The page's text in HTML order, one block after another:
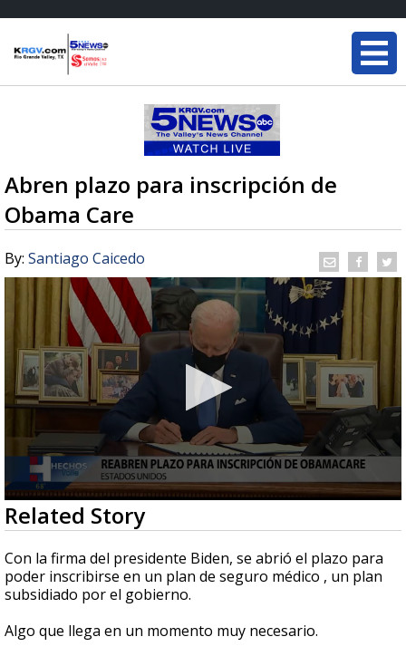
Abren plazo para inscripción de
Obama Care
By: Santiago Caicedo
0
seconds
of
1
minute,
41
seconds
Related Story
Con la firma del presidente Biden, se abrió el plazo para
poder inscribirse en un plan de seguro médico , un plan
subsidiado por el gobierno.
Algo que llega en un momento muy necesario.